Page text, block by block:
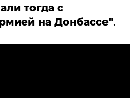
тогда с
на Донбассе".